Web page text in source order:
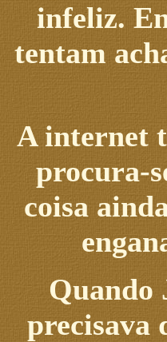
infeliz.
tentam
A internet
procura-
coisa
Quando
precisava